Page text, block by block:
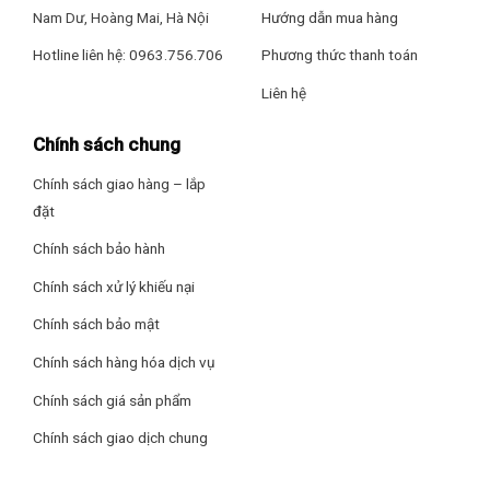
cùng với các khay chứa (ở cánh cửa tủ).
Ngăn đá
, gồm các hộc chứa đồ, kệ chia ngăn để dễ
Công nghệ tiết kiệm điện
Nam Dư, Hoàng Mai, Hà Nội
Hotline liên hệ: 0963.756.706
Hướng dẫn mua hàng
Phương thức thanh toán
Liên hệ
Chính sách chung
Chính sách giao hàng – lắp
đặt
Chính sách bảo hành
Chính sách xử lý khiếu nại
Chính sách bảo mật
Chính sách hàng hóa dịch vụ
Chính sách giá sản phẩm
Chính sách giao dịch chung